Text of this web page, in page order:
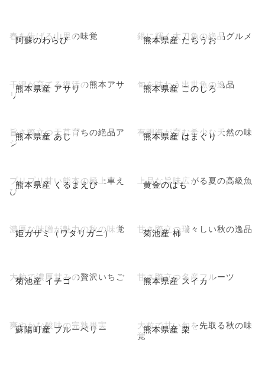
阿蘇のわらび
春を告げる山里の味覚 熊本県産 たちうお
銀に輝く太刀魚の絶品グルメ
熊本県産 アサリ
干潟が育てる復活の熊本アサ
リ
熊本県産 このしろ
旬を味わう出世魚の逸品
熊本県産 あじ
旨さ際立つ天草育ちの絶品ア
ジ
熊本県産 はまぐり
有明海が育む希少な天然の味
熊本県産 くるまえび
プリプリ甘い熊本の極上車え
び
黄金のはも
上品な旨味広がる夏の高級魚
姫ガザミ（ワタリガニ）
濃厚な味噌が魅力の秋の味覚 菊池産 柿
甘さ際立つ瑞々しい秋の逸品
菊池産 イチゴ
大粒で濃厚甘みの贅沢いちご 熊本県産 スイカ
甘さ際立つ名産フルーツ
蘇陽町産 ブルーベリー
爽やかな酸味の完熟果実 熊本県産 栗
大粒で甘い旬を先取る秋の味
覚